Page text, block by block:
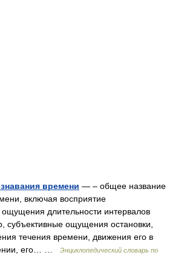
времени — – общее название
включая восприятие
ощущения длительности интервалов
субъективные ощущения остановки,
течения времени, движения его в
его… …
Энциклопедический словарь по